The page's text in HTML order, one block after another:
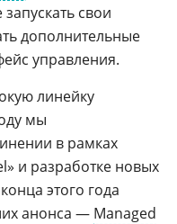
свои
дополнительные
управления.
линейку
мы
в рамках
и разработке новых
этого года
анонса — Managed